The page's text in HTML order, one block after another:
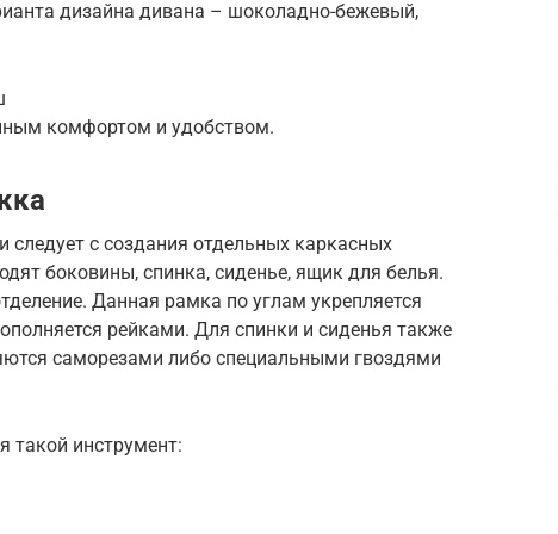
дизайна дивана – шоколадно-бежевый,
комфортом и удобством.
следует с создания отдельных каркасных
боковины, спинка, сиденье, ящик для белья.
Данная рамка по углам укрепляется
рейками. Для спинки и сиденья также
саморезами либо специальными гвоздями
такой инструмент: